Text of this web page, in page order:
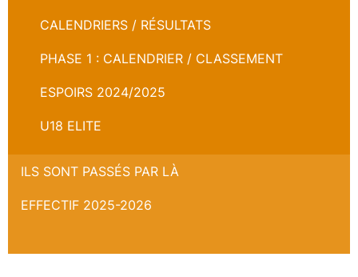
CALENDRIERS / RÉSULTATS
PHASE 1 : CALENDRIER / CLASSEMENT
ESPOIRS 2024/2025
U18 ELITE
ILS SONT PASSÉS PAR LÀ
EFFECTIF 2025-2026